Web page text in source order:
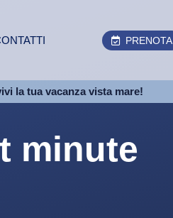
PRENOTA
la tua vacanza vista mare!
minute